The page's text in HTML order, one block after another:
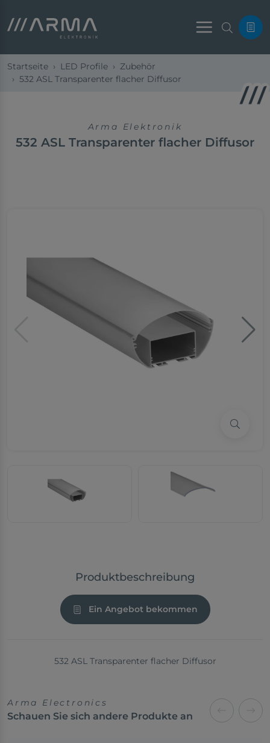
Menu
Startseite LED Profile
Zubehör
532 ASL Transparenter flacher Diffusor
Arma Elektronik
532 ASL Transparenter flacher Diffusor
Produktbeschreibung
Ein Angebot bekommen
532 ASL Transparenter flacher Diffusor
Arma Electronics
Schauen Sie sich andere Produkte an